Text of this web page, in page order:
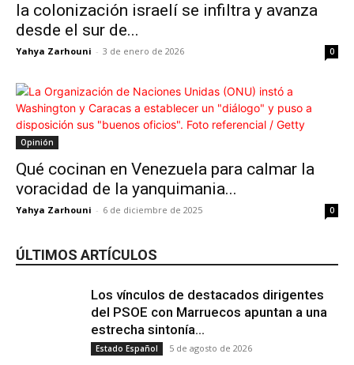
la colonización israelí se infiltra y avanza
desde el sur de...
Yahya Zarhouni - 3 de enero de 2026 0
Opinión
Qué cocinan en Venezuela para calmar la
voracidad de la yanquimania...
Yahya Zarhouni - 6 de diciembre de 2025 0
ÚLTIMOS ARTÍCULOS
Los vínculos de destacados dirigentes
del PSOE con Marruecos apuntan a una
estrecha sintonía...
Estado Español 5 de agosto de 2026